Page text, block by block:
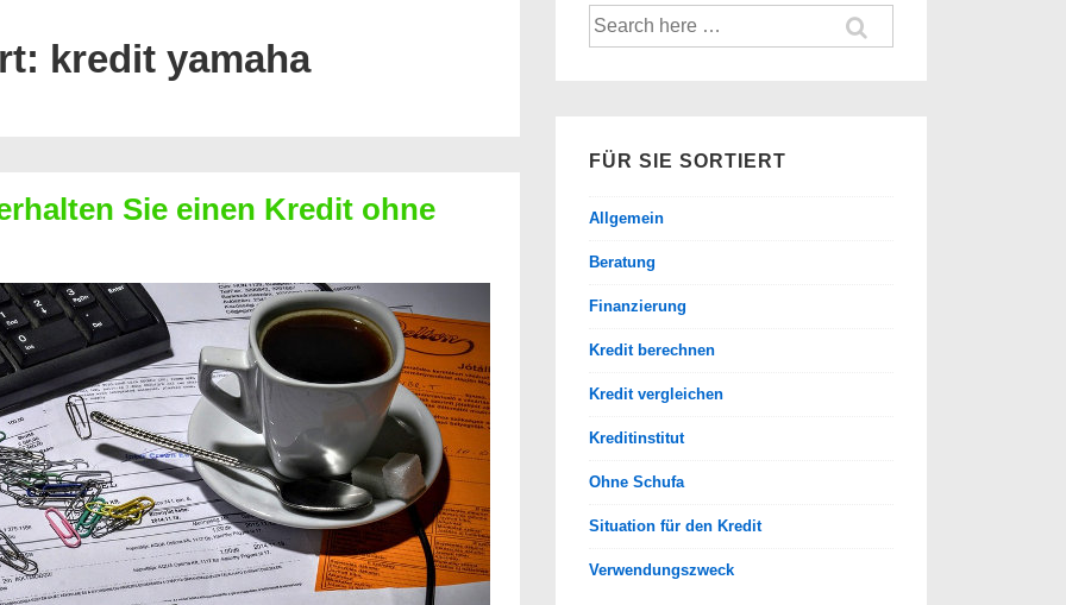
kredit yamaha
Sie einen Kredit ohne
Suche
nach:
FÜR SIE SORTIERT
Allgemein
Beratung
Finanzierung
Kredit berechnen
Kredit vergleichen
Kreditinstitut
Ohne Schufa
Situation für den Kredit
Verwendungszweck